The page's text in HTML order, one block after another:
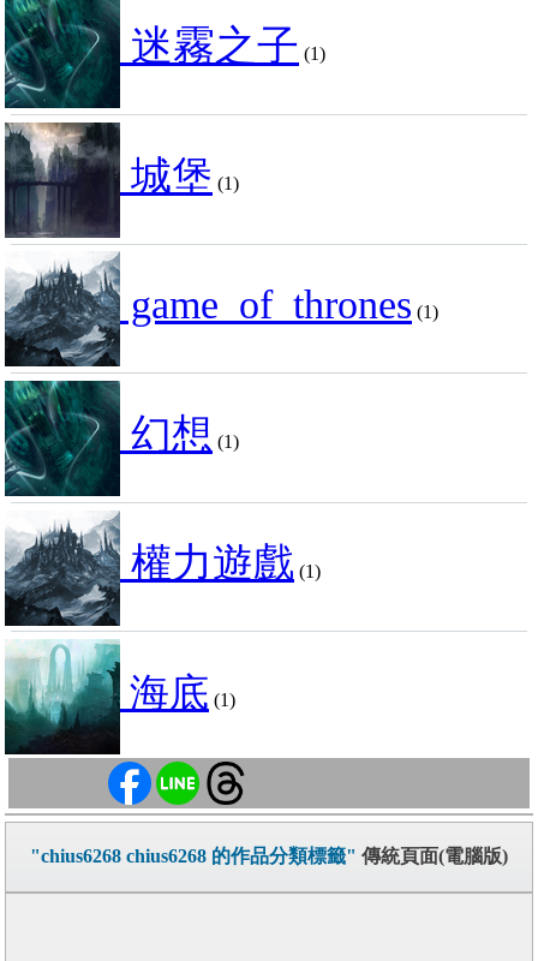
迷霧之子 (1)
城堡 (1)
game_of_thrones (1)
幻想 (1)
權力遊戲 (1)
海底 (1)
"chius6268 chius6268 的作品分類標籤" 傳統頁面(電腦版)